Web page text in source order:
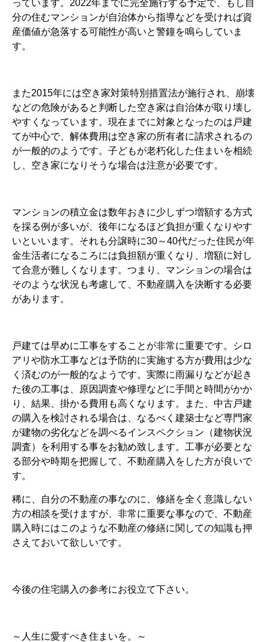
っています。2022年までに完全施行する予定で、もし自
分の住むマンションが自治体から指導などを受ければ資
産価値が急落する可能性が高いと警鐘を鳴らしていま
す。
また2015年には空き家対策特別措置法が施行され、崩壊
などの危険があると判断した空き家は自治体が取り壊し
やすくなっています。現在までに対象となったのは戸建
てが中心で、解体費用は空き家の所有者に請求されるの
が一般的のようです。子どもが老朽化した住まいを相続
し、空き家になりそうな場合は注意が必要です。
マンションの積立金は数年おきに少しずつ増額する方式
を採る例が多いが、後年になるほど負担が重くなりやす
いといいます。それも分譲時に30～40代だった住民が年
金生活者になるころには負担額が重くなり、増額に対し
て合意が難しくなります。つまり、マンションの場合は
そのような状況も考慮して、不動産購入を決断する必要
があります。
戸建ては早めに工事をすることが非常に重要です。シロ
アリや防水工事などは予防的に実施する方が費用は少な
く済むのが一般的なようです。実際に雨漏りなどが起き
た後の工事は、原因調査や修理などに手間と時間がかか
り、結果、掛かる費用も高くなります。また、中古戸建
の購入を検討される場合は、なるべく建築士など専門家
が建物の劣化などを調べるインスペクション（建物状況
調査）を利用する事をお勧め致します。工事が必要とな
る部分や時期を把握して、不動産購入をした方が良いで
す。
稀に、自分の不動産の事なのに、修繕を全く意識しない
方の相談を受けますが、非常に重要な事なので、不動産
購入時にはこのような不動産の修繕に関しての知識も押
さえておいて欲しいです。
今後の住宅購入の参考にお役立て下さい。
～人生に愛すべき住まいを。～